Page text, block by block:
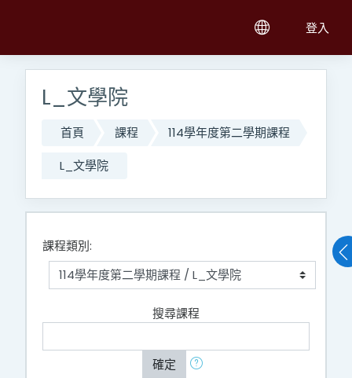
登入
L_文學院
首頁 課程
114學年度第二學期課程
L_文學院
課程類別:
搜尋課程
確定